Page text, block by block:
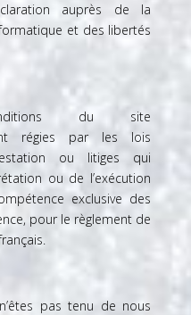
auprès de la
et des libertés
du site
régies par les lois
ou litiges qui
ou de l’exécution
exclusive des
pour le règlement de
pas tenu de nous